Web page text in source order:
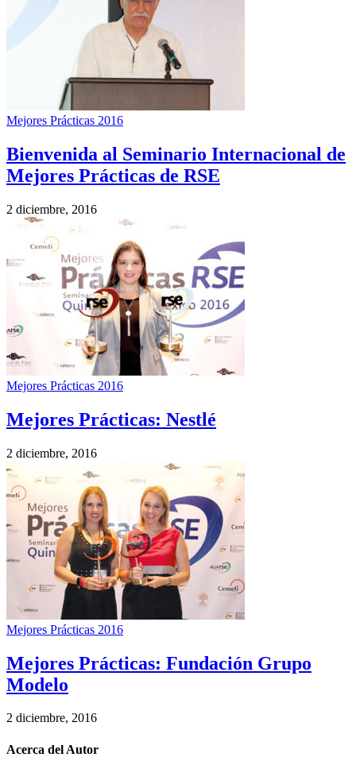
Mejores Prácticas 2016
Bienvenida al Seminario Internacional de
Mejores Prácticas de RSE
2 diciembre, 2016
Mejores Prácticas 2016
Mejores Prácticas: Nestlé
2 diciembre, 2016
Mejores Prácticas 2016
Mejores Prácticas: Fundación Grupo
Modelo
2 diciembre, 2016
Acerca del Autor